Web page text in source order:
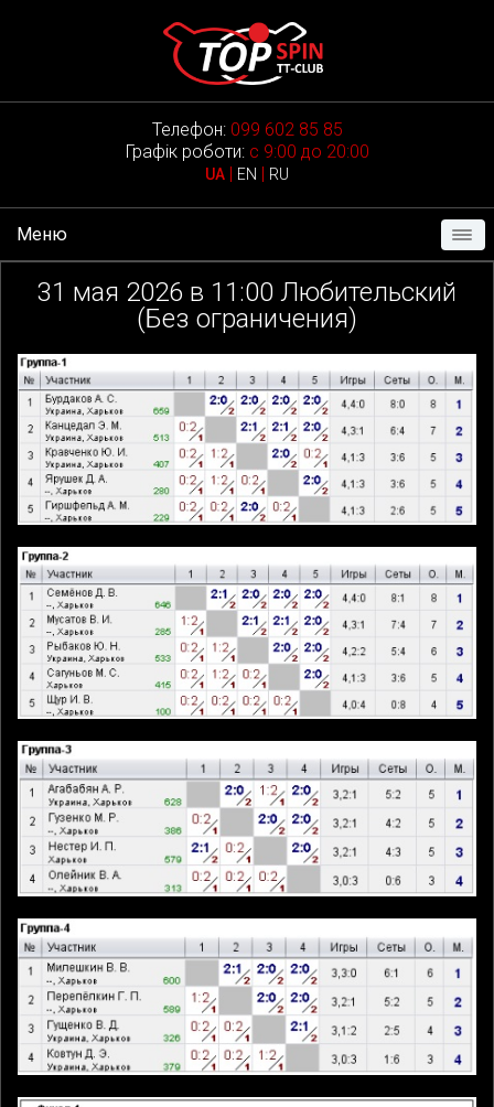
Телефон: 099 602 85 85
Графік роботи: с 9:00 до 20:00
UA | EN | RU
Меню
31 мая 2026 в 11:00 Любительский
(Без ограничения)